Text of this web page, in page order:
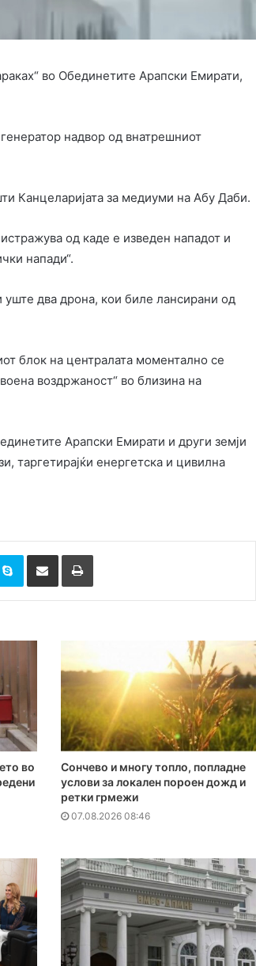
во Обединетите Арапски Емирати,
надвор од внатрешниот
Канцеларијата за медиуми на Абу Даби.
од каде е изведен нападот и
напади“.
два дрона, кои биле лансирани од
блок на централата моментално се
воздржаност“ во близина на
Арапски Емирати и други земји
таргетирајќи енергетска и цивилна
Skype Сподели преку Е-маил Испринтај
во
Сончево и многу топло, попладне
услови за локален пороен дожд и
ретки грмежи
07.08.2026 08:46